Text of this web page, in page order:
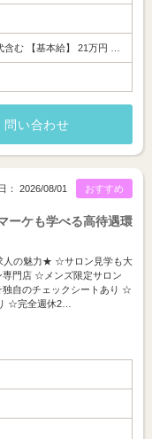
む 【基本給】 21万円 …
問い合わせ
おすすめ
： 2026/08/01
ーケも学べる高待遇環
人の魅力★ ☆サロン見学も大
門店 ☆メンズ限定サロン
自のチェックシートあり ☆
☆完全週休2…